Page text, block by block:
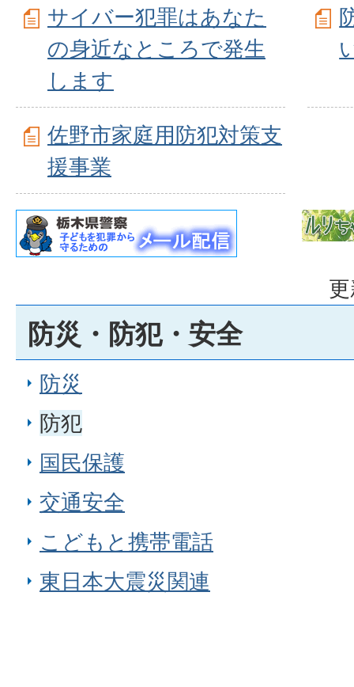
サイバー犯罪はあなた
の身近なところで発生
します
佐野市家庭用防犯対策支
援事業
防災・防犯・安全
防災
防犯
国民保護
交通安全
こどもと携帯電話
東日本大震災関連